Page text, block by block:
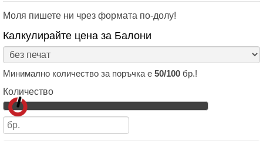
Моля пишете ни чрез формата по-долу!
Калкулирайте цена за Балони
Минимално количество за поръчка е 50/100 бр.!
Количество